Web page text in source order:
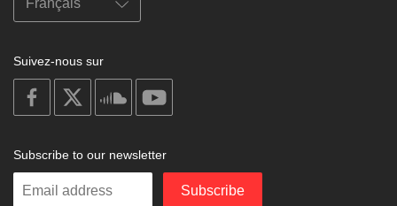
Suivez-nous sur
on
facebook
soundcloud
Subscribe to our newsletter
Enter
Subscribe